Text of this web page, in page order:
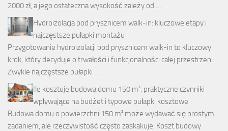
2000 zł, a jego ostateczna wysokość zależy od …
Hydroizolacja pod prysznicem walk-in: kluczowe etapy i
najczęstsze pułapki montażu
Przygotowanie hydroizolacji pod prysznicem walk-in to kluczowy
krok, który decyduje o trwałości i funkcjonalności całej przestrzeni.
Zwykle najczęstsze pułapki …
Ile kosztuje budowa domu 150 m²: praktyczne czynniki
wpływające na budżet i typowe pułapki kosztowe
Budowa domu o powierzchni 150 m² może wydawać się prostym
zadaniem, ale rzeczywistość często zaskakuje. Koszt budowy